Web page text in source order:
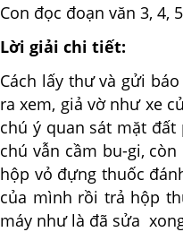
Con đọc đoạn văn 3, 4,
Lời giải chi tiết:
Cách lấy thư và gửi
ra xem, giả vờ như xe
chú ý quan sát mặt
chú vẫn cầm bu-gi,
hộp vỏ đựng thuốc
của mình rồi trả hộp
máy như là đã sửa